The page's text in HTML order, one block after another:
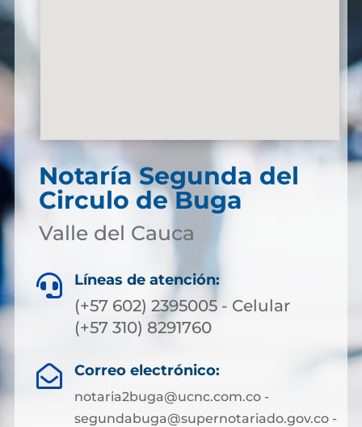
Notaría Segunda del
Circulo de Buga
Valle del Cauca
 Líneas de atención:
(+57 602) 2395005 - Celular
(+57 310) 8291760
 Correo electrónico:
notaria2buga@ucnc.com.co -
segundabuga@supernotariado.gov.co -